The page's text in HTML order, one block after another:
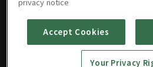
• 32분
• 32분
06/29/202606/26/202606/
Accept Cookies
Your Privacy